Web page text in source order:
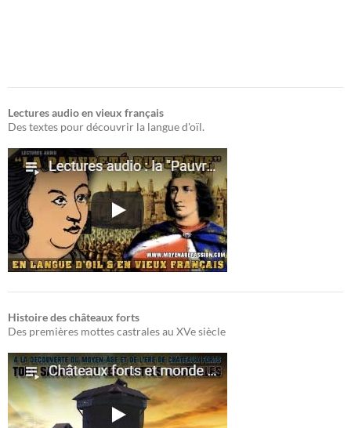
Lectures audio en vieux français
Des textes pour découvrir la langue d'oïl.
Histoire des châteaux forts
Des premières mottes castrales au XVe siècle